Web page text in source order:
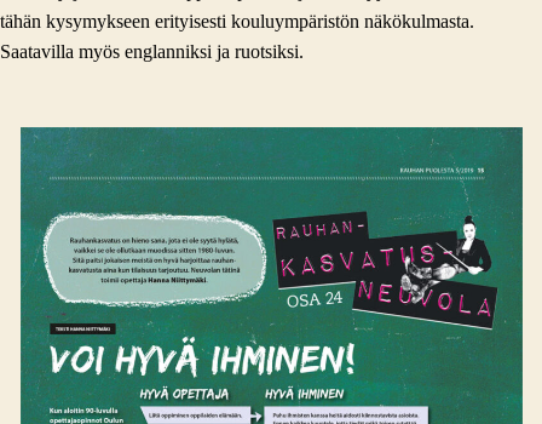
tähän kysymykseen erityisesti kouluympäristön näkökulmasta.
Saatavilla myös englanniksi ja ruotsiksi.